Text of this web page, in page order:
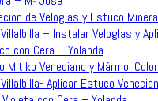
de Veloglas y Estuco
– Instalar Veloglas y
con Cera – Yolanda
Mitiko Veneciano y Mármol
Aplicar Estuco